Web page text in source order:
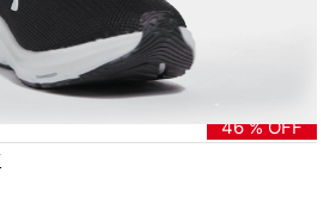
Pursuit 4 Para Mujer
46 % OFF